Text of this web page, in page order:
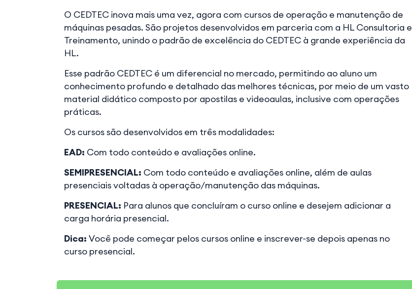
O CEDTEC inova mais uma vez, agora com cursos de operação e manutenção de
máquinas pesadas. São projetos desenvolvidos em parceria com a HL Consultoria e
Treinamento, unindo o padrão de excelência do CEDTEC à grande experiência da
HL.
Esse padrão CEDTEC é um diferencial no mercado, permitindo ao aluno um
conhecimento profundo e detalhado das melhores técnicas, por meio de um vasto
material didático composto por apostilas e videoaulas, inclusive com operações
práticas.
Os cursos são desenvolvidos em três modalidades:
EAD: Com todo conteúdo e avaliações online.
SEMIPRESENCIAL: Com todo conteúdo e avaliações online, além de aulas
presenciais voltadas à operação/manutenção das máquinas.
PRESENCIAL: Para alunos que concluíram o curso online e desejem adicionar a
carga horária presencial.
Dica: Você pode começar pelos cursos online e inscrever-se depois apenas no
curso presencial.